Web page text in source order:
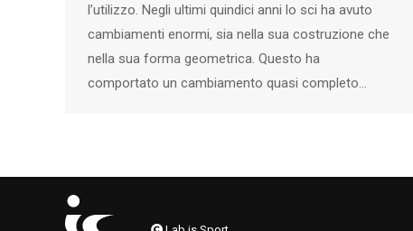
l’utilizzo. Negli ultimi quindici anni lo sci ha avuto
cambiamenti enormi, sia nella sua costruzione che
nella sua forma geometrica. Questo ha
comportato un cambiamento quasi completo…